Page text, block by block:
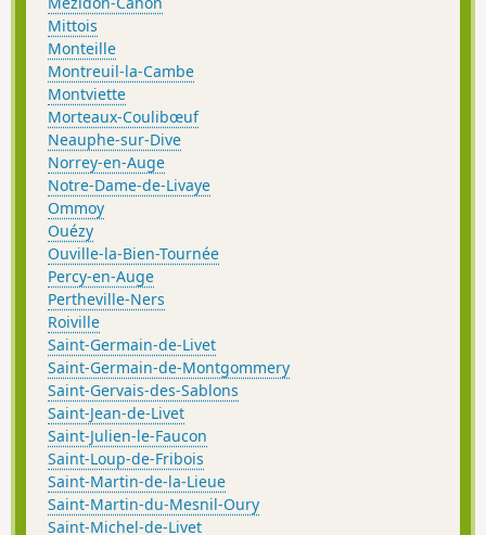
Mittois
Monteille
Montreuil-la-Cambe
Montviette
Morteaux-Coulibœuf
Neauphe-sur-Dive
Norrey-en-Auge
Notre-Dame-de-Livaye
Ommoy
Ouézy
Ouville-la-Bien-Tournée
Percy-en-Auge
Pertheville-Ners
Roiville
Saint-Germain-de-Livet
Saint-Germain-de-Montgommery
Saint-Gervais-des-Sablons
Saint-Jean-de-Livet
Saint-Julien-le-Faucon
Saint-Loup-de-Fribois
Saint-Martin-de-la-Lieue
Saint-Martin-du-Mesnil-Oury
Saint-Michel-de-Livet